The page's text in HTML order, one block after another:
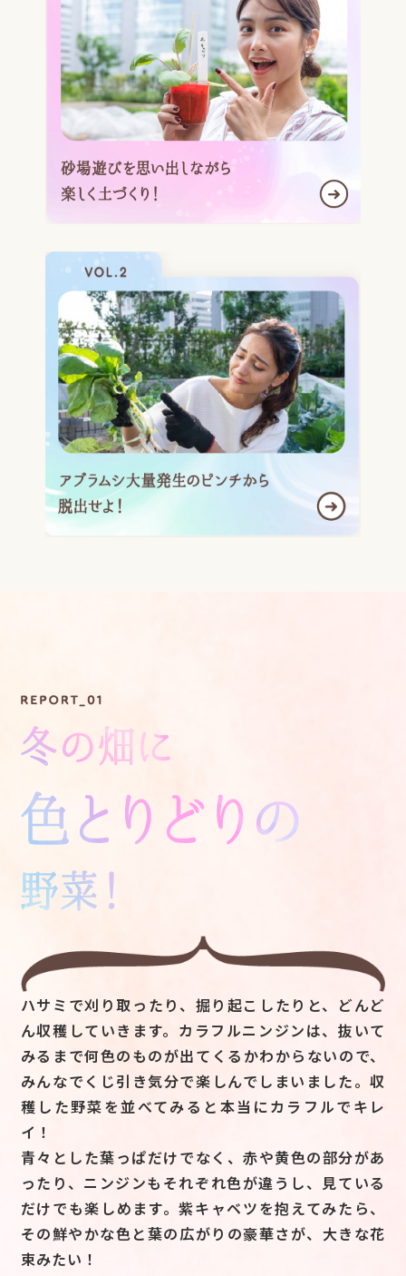
ハサミで刈り取ったり、掘り起こしたりと、どんど
ん収穫していきます。カラフルニンジンは、抜いて
みるまで何色のものが出てくるかわからないので、
みんなでくじ引き気分で楽しんでしまいました。収
穫した野菜を並べてみると本当にカラフルでキレ
イ！
青々とした葉っぱだけでなく、赤や黄色の部分があ
ったり、ニンジンもそれぞれ色が違うし、見ている
だけでも楽しめます。紫キャベツを抱えてみたら、
その鮮やかな色と葉の広がりの豪華さが、大きな花
束みたい！